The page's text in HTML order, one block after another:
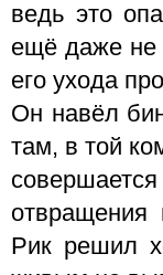
ведь это
ещё даже не
его ухода
Он навёл
там, в той
отвращения
Рик решил